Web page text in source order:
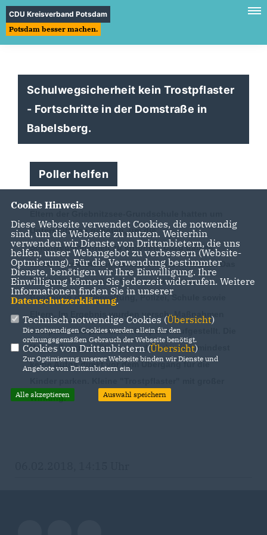
CDU Kreisverband Potsdam
Potsdam besser machen.
Schulwegsicherheit kein Trostpflaster
- Fortschritte in der Domstraße in
Babelsberg.
Poller helfen
Unterstützung gebeten, um die
Schulwegsicherheit zu erhöhen. Dazu gab es
einen Unterstützungsantrag der Stadtfraktion. Das
Ergebnis war zunächst eine gemeinsame
Begehung der Verwaltung, Polizei, Schule sowie
Eltern. Im Ergebnis wurden versch. Maßnahmen
überprüft und jetzt erste Holzpoller aufgestellt. Die
Holzpoller sind nötig geworden, damit zumindest
keine Autos direkt vor dem Übergang für die
Wirkung.
Cookie Hinweis
Diese Webseite verwendet Cookies, die notwendig
sind, um die Webseite zu nutzen. Weiterhin
verwenden wir Dienste von Drittanbietern, die uns
helfen, unser Webangebot zu verbessern (Website-
Optmierung). Für die Verwendung bestimmter
Dienste, benötigen wir Ihre Einwilligung. Ihre
Einwilligung können Sie jederzeit widerrufen. Weitere
Informationen finden Sie in unserer
Datenschutzerklärung.
Technisch notwendige Cookies (Übersicht)
Die notwendigen Cookies werden allein für den
ordnungsgemäßen Gebrauch der Webseite benötigt.
Cookies von Drittanbietern (Übersicht)
Zur Optimierung unserer Webseite binden wir Dienste und
Angebote von Drittanbietern ein.
Alle akzeptieren Auswahl speichern